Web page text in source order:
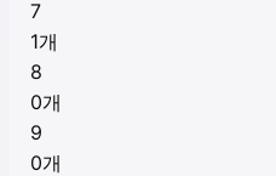
7
1개
8
0개
9
0개